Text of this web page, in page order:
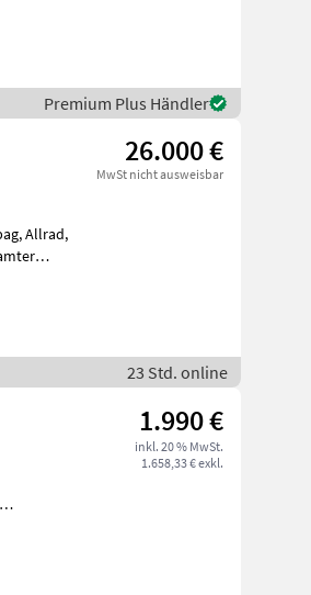
Premium Plus Händler
26.000 €
MwSt nicht ausweisbar
Allrad,
23 Std. online
1.990 €
inkl. 20 % MwSt.
1.658,33 € exkl.